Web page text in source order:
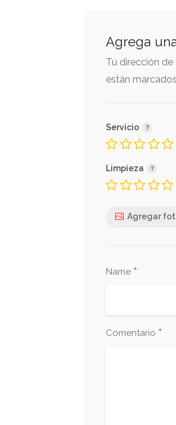
Agrega
Tu dirección
están
Servicio
Limpieza
Agregar
Name *
Comentario *